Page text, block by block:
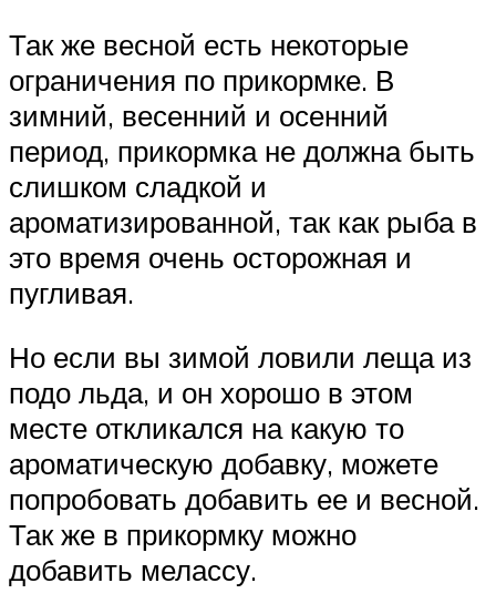
Так же весной есть некоторые
ограничения по прикормке. В
зимний, весенний и осенний
период, прикормка не должна быть
слишком сладкой и
ароматизированной, так как рыба в
это время очень осторожная и
пугливая.
Но если вы зимой ловили леща из
подо льда, и он хорошо в этом
месте откликался на какую то
ароматическую добавку, можете
попробовать добавить ее и весной.
Так же в прикормку можно
добавить мелассу.